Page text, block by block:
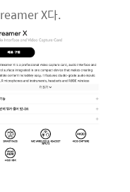
X다.